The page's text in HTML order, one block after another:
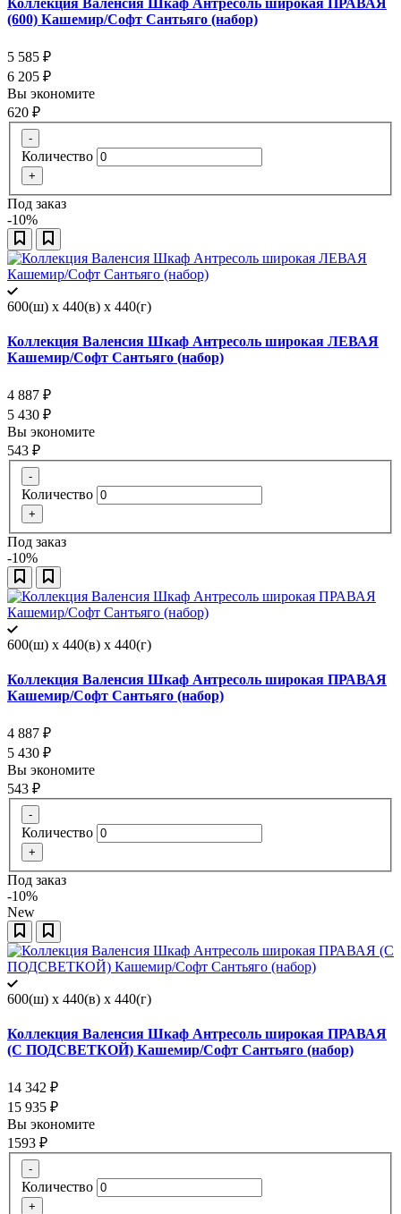
(600) Кашемир/Софт Сантьяго (набор)
5 585 ₽
6 205 ₽
Вы экономите
620 ₽
-
Количество
+
Под заказ
-10%
600(ш) x 440(в) x 440(г)
Коллекция Валенсия Шкаф Антресоль широкая ЛЕВАЯ
Кашемир/Софт Сантьяго (набор)
4 887 ₽
5 430 ₽
Вы экономите
543 ₽
-
Количество
+
Под заказ
-10%
600(ш) x 440(в) x 440(г)
Коллекция Валенсия Шкаф Антресоль широкая ПРАВАЯ
Кашемир/Софт Сантьяго (набор)
4 887 ₽
5 430 ₽
Вы экономите
543 ₽
-
Количество
+
Под заказ
-10%
New
600(ш) x 440(в) x 440(г)
Коллекция Валенсия Шкаф Антресоль широкая ПРАВАЯ
(С ПОДСВЕТКОЙ) Кашемир/Софт Сантьяго (набор)
14 342 ₽
15 935 ₽
Вы экономите
1593 ₽
-
Количество
+